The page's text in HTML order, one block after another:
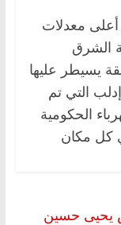
معدلات
الشرق
يسيطر عليها
التي تم
الحكومية
كل مكان
يحيى حسين